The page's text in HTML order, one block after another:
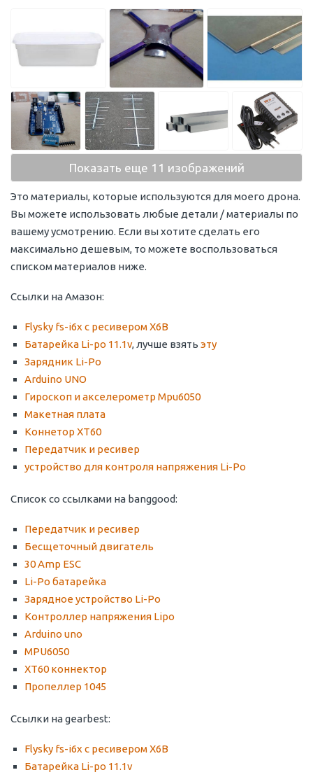
Показать еще 11 изображений
Это материалы, которые используются для моего дрона.
Вы можете использовать любые детали / материалы по
вашему усмотрению. Если вы хотите сделать его
максимально дешевым, то можете воспользоваться
списком материалов ниже.
Ссылки на Амазон:
Flysky fs-i6x с ресивером X6B
Батарейка Li-po 11.1v, лучше взять эту
Зарядник Li-Po
Arduino UNO
Гироскоп и акселерометр Mpu6050
Макетная плата
Коннетор XT60
Передатчик и ресивер
устройство для контроля напряжения Li-Po
Список со ссылками на banggood:
Передатчик и ресивер
Бесщеточный двигатель
30 Amp ESC
Li-Po батарейка
Зарядное устройство Li-Po
Контроллер напряжения Lipo
Arduino uno
MPU6050
XT60 коннектор
Пропеллер 1045
Ссылки на gearbest:
Flysky fs-i6x с ресивером X6B
Батарейка Li-po 11.1v